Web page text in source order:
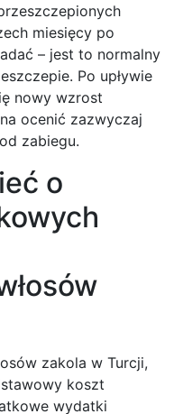
miesięcy po
– jest to normalny
Po upływie
nowy wzrost
ocenić zazwyczaj
zabiegu.
o
zakola w Turcji,
koszt
wydatki